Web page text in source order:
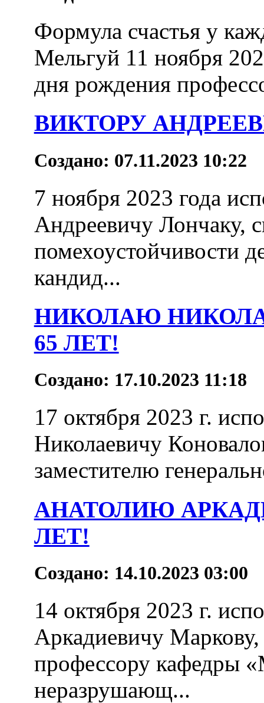
Формула счастья у
Мельгуй 11 ноября
дня рождения
ВИКТОРУ
Создано: 07.11.2023 10:22
7 ноября 2023 года
Андреевичу Лончаку,
помехоустойчивости
кандид...
НИКОЛАЮ
65 ЛЕТ!
Создано: 17.10.2023 11:18
17 октября 2023 г.
Николаевичу
заместителю
АНАТОЛИЮ
ЛЕТ!
Создано: 14.10.2023 03:00
14 октября 2023 г.
Аркадиевичу Маркову,
профессору кафедры
неразрушающ...